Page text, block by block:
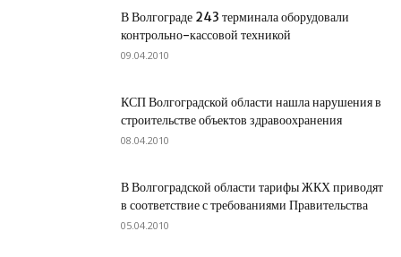
В Волгограде 243 терминала оборудовали
контрольно-кассовой техникой
09.04.2010
КСП Волгоградской области нашла нарушения в
строительстве объектов здравоохранения
08.04.2010
В Волгоградской области тарифы ЖКХ приводят
в соответствие с требованиями Правительства
05.04.2010